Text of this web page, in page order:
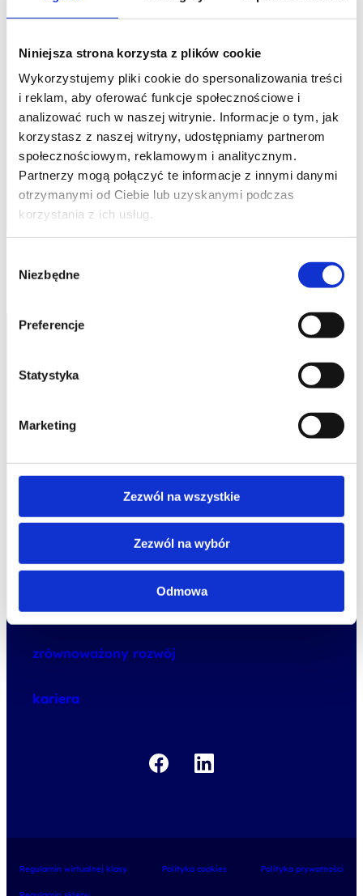
Niniejsza strona korzysta z plików cookie
Wykorzystujemy pliki cookie do spersonalizowania treści
i reklam, aby oferować funkcje społecznościowe i
analizować ruch w naszej witrynie. Informacje o tym, jak
korzystasz z naszej witryny, udostępniamy partnerom
społecznościowym, reklamowym i analitycznym.
Partnerzy mogą połączyć te informacje z innymi danymi
otrzymanymi od Ciebie lub uzyskanymi podczas
korzystania z ich usług.
zgody
Niezbędne
Preferencje
Statystyka
Marketing
Zezwól na wszystkie
Zezwól na wybór
Odmowa
SOCIAL MEDIA MARKETING
Social Media Marketing dla branży HoReCa
kod szkolenia: DM-SER / HoReCa PL DL 2d
studia podyplomowe
promocje
dofinansowania
oferta
o Altkom Akademii
zrównoważony rozwój
kariera
Regulamin wirtualnej klasy Polityka cookies Polityka prywatności